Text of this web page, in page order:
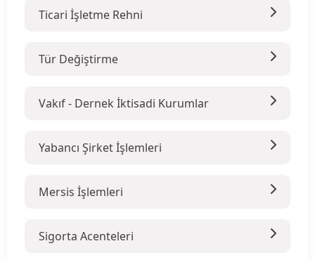
Ticari İşletme Rehni
Tür Değiştirme
Vakıf - Dernek İktisadi Kurumlar
Yabancı Şirket İşlemleri
Mersis İşlemleri
Sigorta Acenteleri